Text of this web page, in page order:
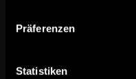
Präferenzen
Statistiken